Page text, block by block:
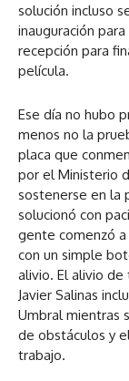
solución incluso
inauguración
recepción para
película.
Ese día no hubo
menos no la
placa que
por el Ministerio
sostenerse en la
solucionó con
gente comenzó
con un simple
alivio. El alivio
Javier Salinas
Umbral mientras
de obstáculos y
trabajo.